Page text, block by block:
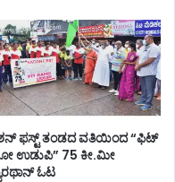
ಫಸ್ಟ್ ತಂಡದ ವತಿಯಿಂದ “ಫಿಟ್
ಉಡುಪಿ” 75 ಕೀ.ಮೀ
ಓಟ